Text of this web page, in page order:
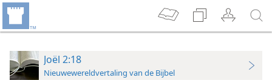
Joël 2:18
Nieuwewereldvertaling van de Bijbel